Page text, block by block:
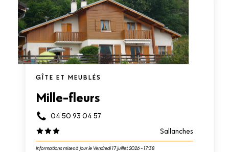
GÎTE ET MEUBLÉS
Mille-fleurs
04 50 93 04 57
Sallanches
Informations mises à jour le Vendredi 17 juillet 2026 - 17:38